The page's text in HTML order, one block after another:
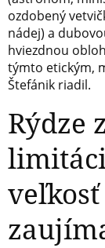
ozdobený
nádej) a
hviezdnou
týmto etickým,
Štefánik riadil.
Rýdze